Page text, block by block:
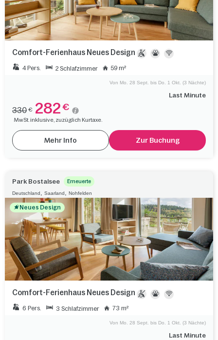
Comfort-Ferienhaus Neues Design
4 Pers. 2 Schlafzimmer 59 m²
Last Minute
Von Mo. 28 Sept. bis Do. 1 Okt. (3 Nächte)
330 € 282 €
MwSt. inklusive, zuzüglich Kurtaxe.
Mehr Info Zur Buchung
Park Bostalsee Erneuerte
Deutschland , Saarland , Nohfelden
Neues Design
Comfort-Ferienhaus Neues Design
6 Pers. 3 Schlafzimmer 73 m²
Last Minute
Von Mo. 28 Sept. bis Do. 1 Okt. (3 Nächte)